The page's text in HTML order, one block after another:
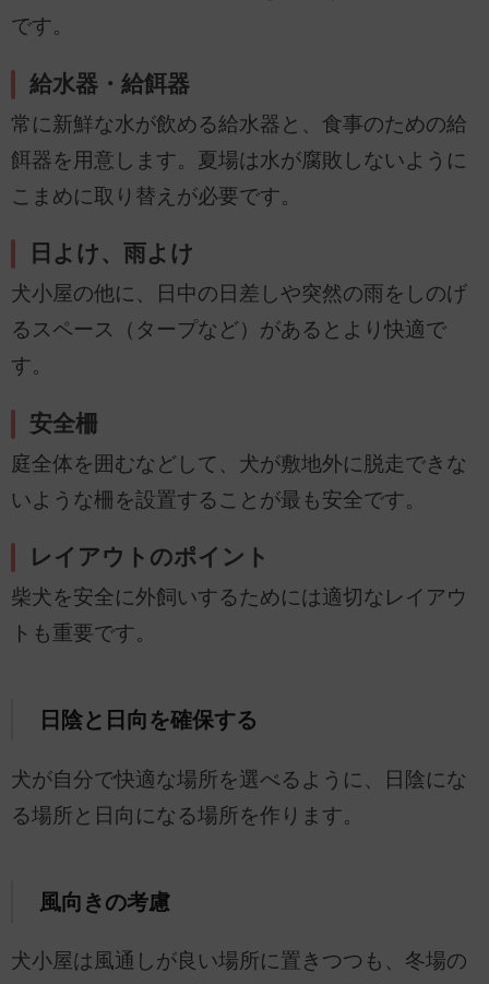
です。
給水器・給餌器
常に新鮮な水が飲める給水器と、食事のための給
餌器を用意します。夏場は水が腐敗しないように
こまめに取り替えが必要です。
日よけ、雨よけ
犬小屋の他に、日中の日差しや突然の雨をしのげ
るスペース（タープなど）があるとより快適で
す。
安全柵
庭全体を囲むなどして、犬が敷地外に脱走できな
いような柵を設置することが最も安全です。
レイアウトのポイント
柴犬を安全に外飼いするためには適切なレイアウ
トも重要です。
日陰と日向を確保する
犬が自分で快適な場所を選べるように、日陰にな
る場所と日向になる場所を作ります。
風向きの考慮
犬小屋は風通しが良い場所に置きつつも、冬場の